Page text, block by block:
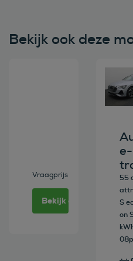
Bekijk ook deze
Vraagprijs
Bekijk deze auto
e-
55
S
on